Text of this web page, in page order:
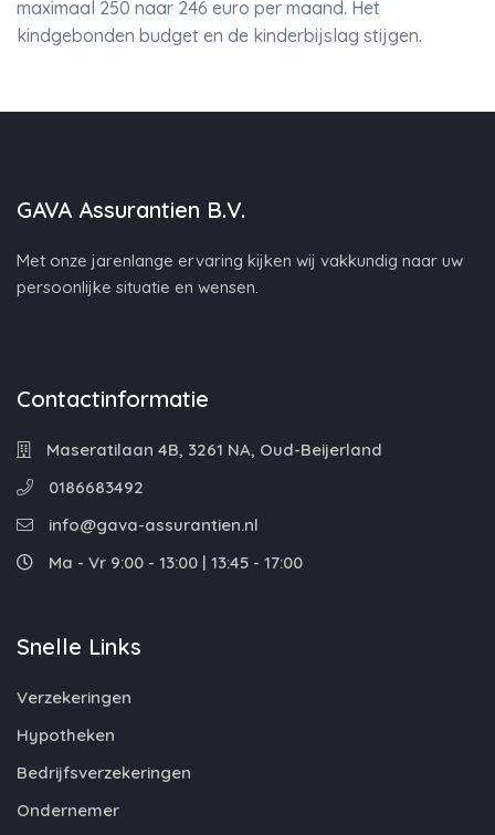
maximaal 250 naar 246 euro per maand. Het
kindgebonden budget en de kinderbijslag stijgen.
GAVA Assurantien B.V.
Met onze jarenlange ervaring kijken wij vakkundig naar uw
persoonlijke situatie en wensen.
Contactinformatie
Maseratilaan 4B, 3261 NA, Oud-Beijerland
0186683492
info@gava-assurantien.nl
Ma - Vr 9:00 - 13:00 | 13:45 - 17:00
Snelle Links
Verzekeringen
Hypotheken
Bedrijfsverzekeringen
Ondernemer